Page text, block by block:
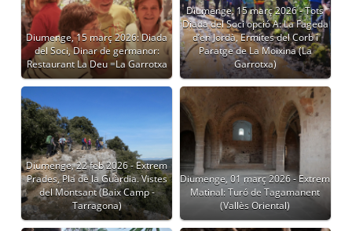
Diumenge, 15 març 2026: Diada
del Soci, Dinar de germanor:
Restaurant La Deu =La Garrotxa
Diumenge, 15 març 2026 - Tots
Diada del Soci opció A: La Fageda
d’en Jordà, Ermites del Corb i
Paratge de La Moixina (La
Garrotxa)
Diumenge, 22 feb 2026 - Extrem
Prades, Pla de la Guàrdia. Vistes
del Montsant (Baix Camp -
Tarragona)
Diumenge, 01 març 2026 - Extrem
Matinal: Turó de Tagamanent
(Vallès Oriental)